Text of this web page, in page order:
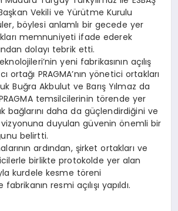
Vekili ve Yürütme Kurulu
böylesi anlamlı bir gecede yer
memnuniyeti ifade ederek
dolayı tebrik etti.
yeni fabrikasının açılış
ortağı PRAGMA’nın yönetici ortakları
Buğra Akbulut ve Barış Yılmaz da
temsilcilerinin törende yer
bağlarını daha da güçlendirdiğini ve
duyulan güvenin önemli bir
belirtti.
ardından, şirket ortakları ve
birlikte protokolde yer alan
kurdele kesme töreni
resmi açılışı yapıldı.